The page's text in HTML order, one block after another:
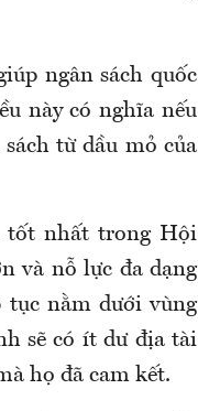
ngân sách quốc
này có nghĩa nếu
từ dầu mỏ của
tốt nhất trong Hội
và nỗ lực đa dạng
tục nằm dưới vùng
sẽ có ít dư địa tài
họ đã cam kết.